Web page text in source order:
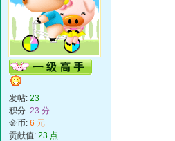
发帖: 23
积分: 23 分
金币: 6 元
贡献值: 23 点